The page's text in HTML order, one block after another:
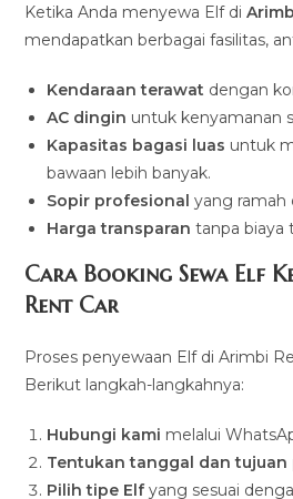
Ketika Anda menyewa Elf di
mendapatkan berbagai fasilitas,
Kendaraan terawat dengan
AC dingin untuk kenyamanan
Kapasitas bagasi luas untuk
bawaan lebih banyak.
Sopir profesional yang ramah
Harga transparan tanpa biaya
Cara Booking Sewa Elf
Rent Car
Proses penyewaan Elf di Arimbi
Berikut langkah-langkahnya:
Hubungi kami melalui
Tentukan tanggal dan tujuan
Pilih tipe Elfyang sesuai